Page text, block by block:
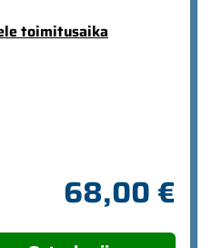
toimitusaika
68,00 €